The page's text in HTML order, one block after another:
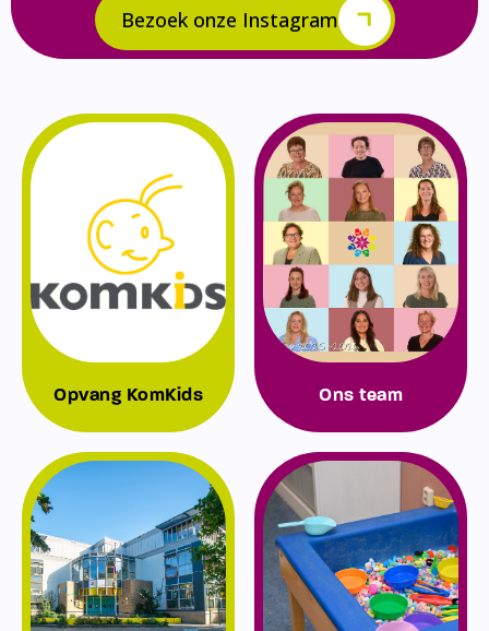
Bezoek onze Instagram
Opvang KomKids Ons team